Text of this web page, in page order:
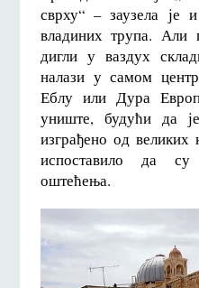
сврху“ – заузела је
владиних трупа.
дигли у ваздух
налази у самом
Еблу или Дура
униште, будући да
изграђено од великих
испоставило да
оштећења.